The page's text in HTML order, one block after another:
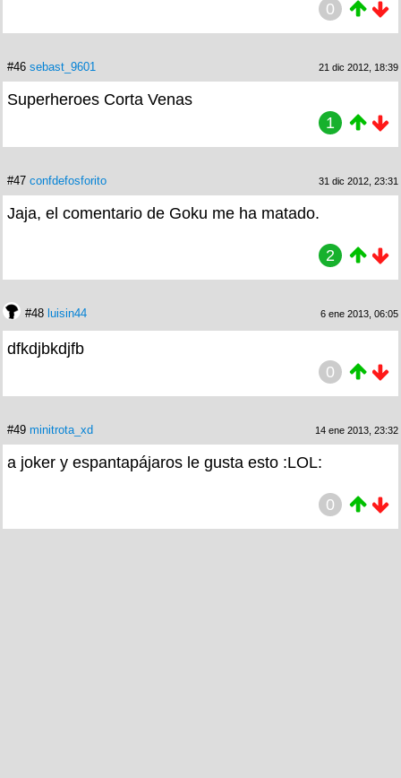
0
#46 sebast_9601 21 dic 2012, 18:39
Superheroes Corta Venas
1
#47 confdefosforito 31 dic 2012, 23:31
Jaja, el comentario de Goku me ha matado.
2
#48 luisin44 6 ene 2013, 06:05
dfkdjbkdjfb
0
#49 minitrota_xd 14 ene 2013, 23:32
a joker y espantapájaros le gusta esto :LOL:
0